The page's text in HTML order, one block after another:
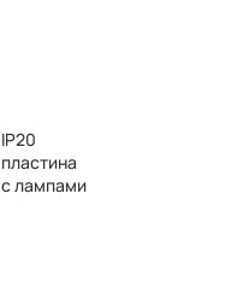
IP20
пластина
с лампами